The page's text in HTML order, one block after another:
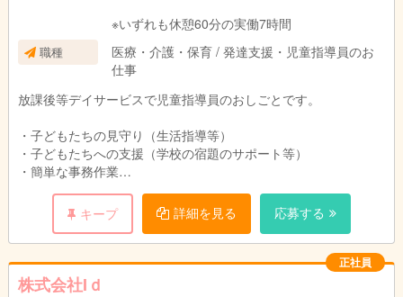
※いずれも休憩60分の実働7時間
職種
医療・介護・保育 / 発達支援・児童指導員のお
仕事
放課後等デイサービスで児童指導員のおしごとです。
・子どもたちの見守り（生活指導等）
・子どもたちへの支援（学校の宿題のサポート等）
・簡単な事務作業
キープ
詳細を見る 応募する
正社員
株式会社Iｄ